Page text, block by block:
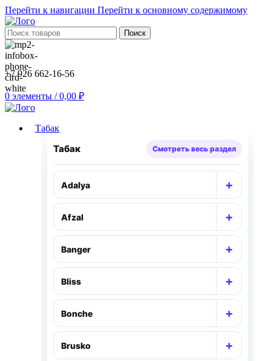
Перейти к навигации Перейти к основному содержимому
Поиск
+7 926 662-16-56
0 элементы / 0,00 ₽
Табак
Табак Смотреть весь раздел
Adalya +
Afzal +
Banger +
Bliss +
Bonche +
Brusko +